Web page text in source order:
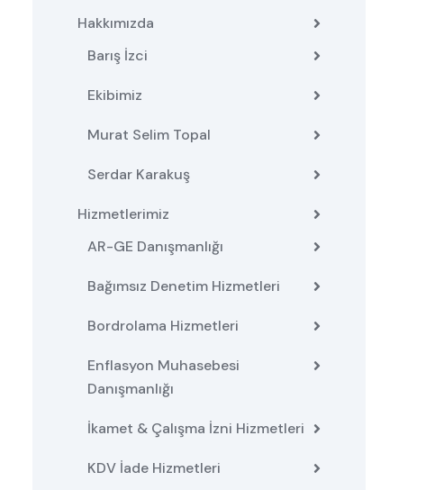
Hakkımızda
Barış İzci
Ekibimiz
Murat Selim Topal
Serdar Karakuş
Hizmetlerimiz
AR-GE Danışmanlığı
Bağımsız Denetim Hizmetleri
Bordrolama Hizmetleri
Enflasyon Muhasebesi
Danışmanlığı
İkamet & Çalışma İzni Hizmetleri
KDV İade Hizmetleri